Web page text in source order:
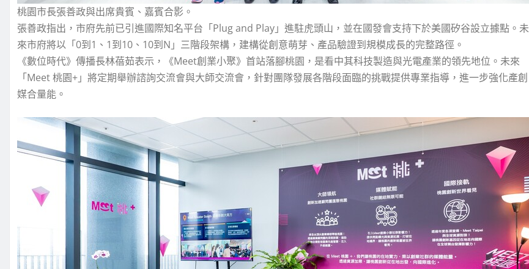
桃園市長張善政與出席貴賓、嘉賓合影。
張善政指出，市府先前已引進國際知名平台「Plug and Play」進駐虎頭山，並在國發會支持下於美國矽谷設立據點。未
來市府將以「0到1、1到10、10到N」三階段架構，建構從創意萌芽、產品驗證到規模成長的完整路徑。
《數位時代》傳播長林蓓茹表示，《Meet創業小聚》首站落腳桃園，是看中其科技製造與光電產業的領先地位。未來
「Meet 桃園+」將定期舉辦諮詢交流會與大師交流會，針對團隊發展各階段面臨的挑戰提供專業指導，進一步強化產創
媒合量能。